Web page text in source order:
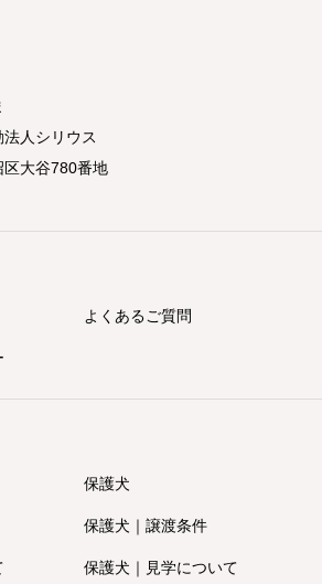
人シリウス
大谷780番地
よくあるご質問
保護犬
保護犬｜譲渡条件
保護犬｜見学について